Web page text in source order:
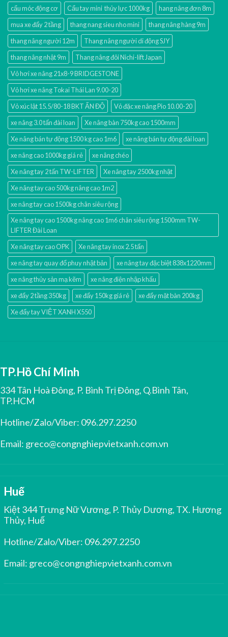
cẩu móc động cơ
Cẩu tay mini thủy lực 1000kg
hang nâng đơn 8m
mua xe đẩy 2 tầng
thang nang sieu nho mini
thang nâng hàng 9m
thang nâng người 12m
Thang nâng người di động SJY
thang nâng nhật 9m
Thang nâng đôi Nichi-lift Japan
Vỏ hơi xe nâng 21x8-9 BRIDGESTONE
Vỏ hơi xe nâng Tokai Thái Lan 9.00-20
Vỏ xúc lật 15.5/80-18 BKT ẤN ĐỘ
Vỏ đặc xe nâng Pio 10.00-20
xe nâng 3.0 tấn đài loan
Xe nâng bàn 750kg cao 1500mm
Xe nâng bán tự động 1500 kg cao 1m6
xe nâng bán tự động đài loan
xe nâng cao 1000kg giá rẻ
xe nâng chéo
Xe nâng tay 2 tấn TW-LIFTER
Xe nâng tay 2500kg nhật
Xe nâng tay cao 500kg nâng cao 1m2
xe nâng tay cao 1500kg chân siêu rộng
Xe nâng tay cao 1500kg nâng cao 1m6 chân siêu rộng 1500mm TW-
LIFTER Đài Loan
Xe nâng tay cao OPK
Xe nâng tay inox 2.5 tấn
xe nâng tay quay đổ phuy nhật bản
xe nâng tay đặc biệt 838x1220mm
xe nâng thủy sản mạ kẽm
xe nâng điện nhập khấu
xe đẩy 2 tầng 350kg
xe đẩy 150kg giá rẻ
xe đẩy mặt bàn 200kg
Xe đẩy tay VIỆT XANH X550
TP.Hồ Chí Minh
334 Tân Hoà Đông, P. Bình Trị Đông, Q.Bình Tân,
TP.HCM
Hotline/Zalo/Viber: 096.297.2250
Email: greco@congnghiepvietxanh.com.vn
Huế
Kiệt 344 Trưng Nữ Vương, P. Thủy Dương, TX. Hương
Thủy, Huế
Hotline/Zalo/Viber: 096.297.2250
Email: greco@congnghiepvietxanh.com.vn